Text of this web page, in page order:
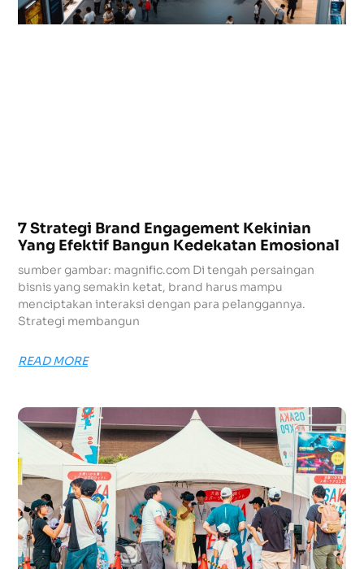
7 Strategi Brand Engagement Kekinian
Yang Efektif Bangun Kedekatan Emosional
sumber gambar: magnific.com Di tengah persaingan
bisnis yang semakin ketat, brand harus mampu
menciptakan interaksi dengan para pelanggannya.
Strategi membangun
READ MORE